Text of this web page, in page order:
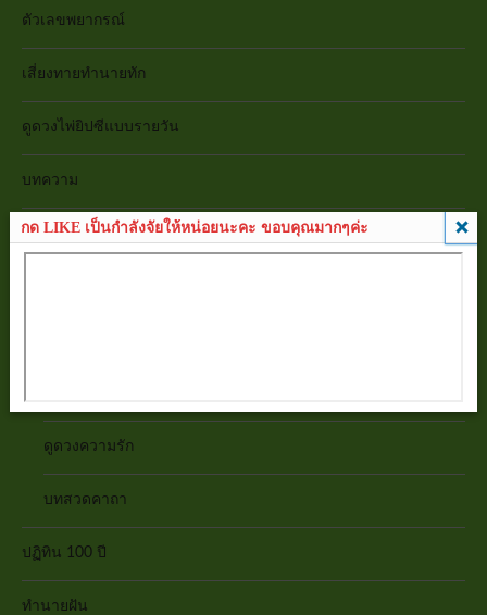
ตัวเลขพยากรณ์
เสี่ยงทายทำนายทัก
ดูดวงไพ่ยิปซีแบบรายวัน
บทความ
ดูดวงร่างกาย
ดูดวงความรัก
บทสวดคาถา
ปฏิทิน 100 ปี
ทำนายฝัน
กด LIKE เป็นกำลังจัยให้หน่อยนะคะ ขอบคุณมากๆค่ะ